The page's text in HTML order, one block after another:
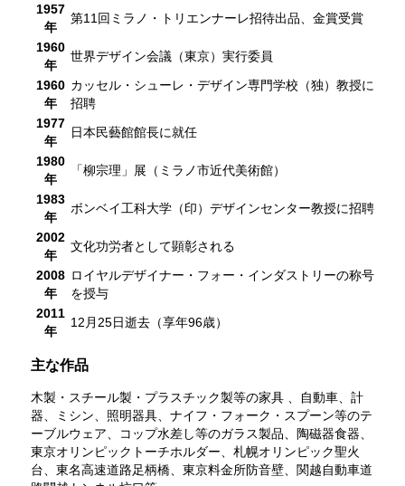
1957
年
第11回ミラノ・トリエンナーレ招待出品、金賞受賞
1960
年
世界デザイン会議（東京）実行委員
1960
年
カッセル・シューレ・デザイン専門学校（独）教授に
招聘
1977
年
日本民藝館館長に就任
1980
年
「柳宗理」展（ミラノ市近代美術館）
1983
年
ボンベイ工科大学（印）デザインセンター教授に招聘
2002
年
文化功労者として顕彰される
2008
年
ロイヤルデザイナー・フォー・インダストリーの称号
を授与
2011
年
12月25日逝去（享年96歳）
主な作品
木製・スチール製・プラスチック製等の家具 、自動車、計
器、ミシン、照明器具、ナイフ・フォーク・スプーン等のテ
ーブルウェア、コップ水差し等のガラス製品、陶磁器食器、
東京オリンピックトーチホルダー、札幌オリンピック聖火
台、東名高速道路足柄橋、東京料金所防音壁、関越自動車道